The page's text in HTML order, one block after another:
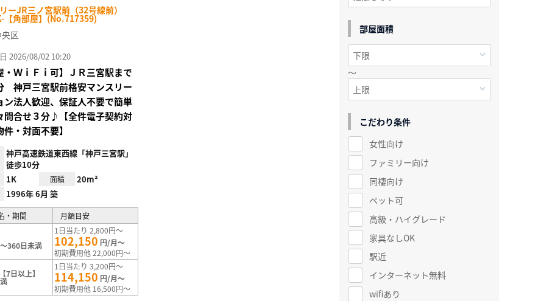
ーJR三ノ宮駅前（32号線前）
【角部屋】(No.717359)
区
2026/08/02 10:20
・ＷｉＦｉ可】ＪＲ三宮駅まで
神戸三宮駅前格安マンスリー
ン法人歓迎、保証人不要で簡単
問合せ３分♪【全件電子契約対
・対面不要】
神戸高速鉄道東西線「神戸三宮駅」
徒歩10分
1K 面積 20m²
1996年 6月 築
・期間 月額目安
360日未満
1日当たり 2,800円～
102,150 円/月～
初期費用他 22,000円～
7日以上】
1日当たり 3,200円～
114,150 円/月～
初期費用他 16,500円～
部屋面積
～
こだわり条件
女性向け
ファミリー向け
同棲向け
ペット可
高級・ハイグレード
家具なしOK
駅近
インターネット無料
wifiあり